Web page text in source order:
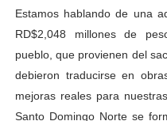
Estamos hablando de una
RD$2,048 millones de
pueblo, que provienen del
debieron traducirse en
mejoras reales para
Santo Domingo Norte se